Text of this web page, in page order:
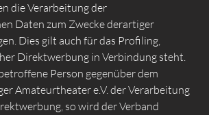
die Verarbeitung der
Daten zum Zwecke derartiger
Dies gilt auch für das Profiling,
Direktwerbung in Verbindung steht.
Person gegenüber dem
Amateurtheater e.V. der Verarbeitung
so wird der Verband